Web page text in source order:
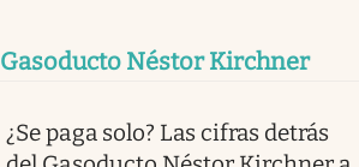
Gasoducto Néstor Kirchner
¿Se paga solo? Las cifras detrás